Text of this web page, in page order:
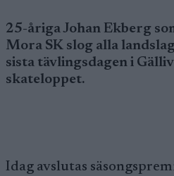
25-åriga Johan Ekberg
Mora SK slog alla
sista tävlingsdagen i
skateloppet.
Idag avslutas